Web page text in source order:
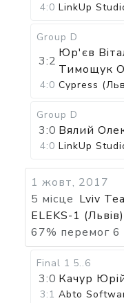
4:0 LinkUp
Group D
3:2
Юр'єв
Тимощук
4:0 Cypress
Group D
3:0 Вялий
4:0 LinkUp
1 жовт, 2017
5 місце Lviv
ELEKS-1 (Львів)
67% перемог 6
Final 1 5..6
3:0 Качур
3:1 Abto